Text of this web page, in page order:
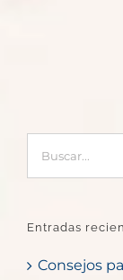
Entradas
Consejos